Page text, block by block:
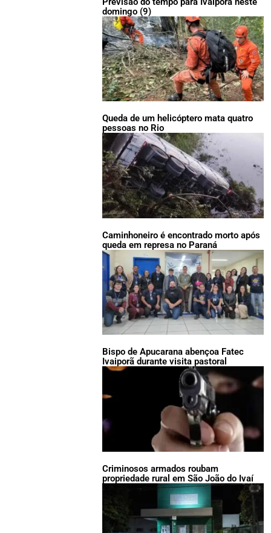
domingo (9)
Queda de um helicóptero mata quatro
pessoas no Rio
Caminhoneiro é encontrado morto após
queda em represa no Paraná
Bispo de Apucarana abençoa Fatec
Ivaiporã durante visita pastoral
Criminosos armados roubam
propriedade rural em São João do Ivaí